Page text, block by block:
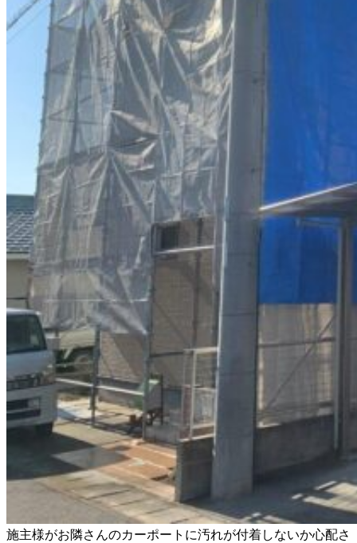
施主様がお隣さんのカーポートに汚れが付着しないか心配さ